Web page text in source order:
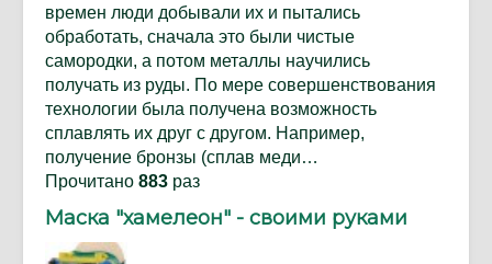
времен люди добывали их и пытались
обработать, сначала это были чистые
самородки, а потом металлы научились
получать из руды. По мере совершенствования
технологии была получена возможность
сплавлять их друг с другом. Например,
получение бронзы (сплав меди…
Прочитано 883 раз
Маска "хамелеон" - своими руками